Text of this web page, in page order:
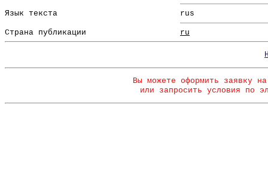
Язык текста rus
Страна публикации ru
Вы можете оформить заявку
или запросить условия по